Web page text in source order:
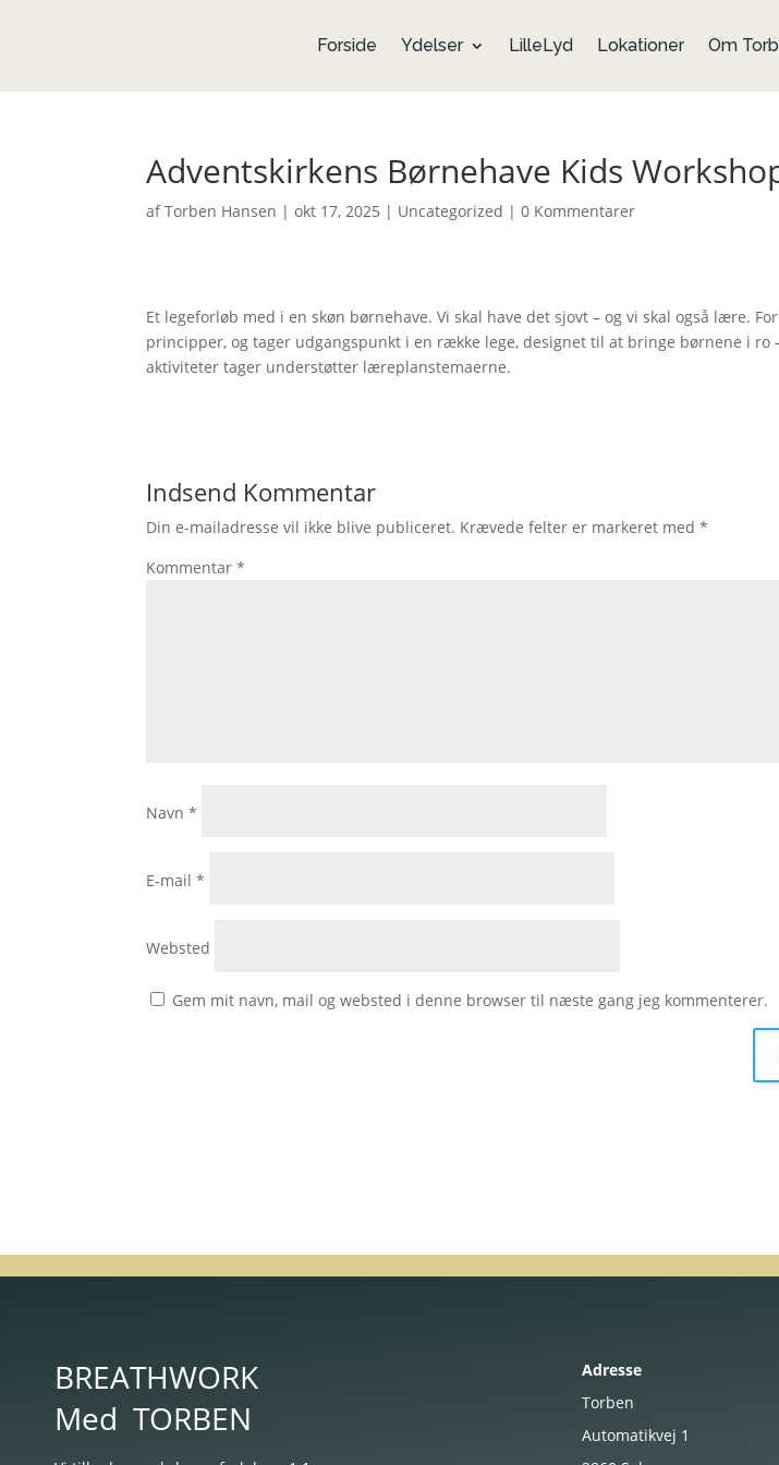
Forside Ydelser LilleLyd Lokationer Om
Adventskirkens Børnehave Kids
afTorben Hansen |okt 17, 2025 | Uncategorized |0 Kommentarer
Et legeforløb med i en skøn børnehave. Vi skal have det sjovt – og vi skal også lære.
principper, og tager udgangspunkt i en række lege, designet til at bringe børnene i ro
aktiviteter tager understøtter læreplanstemaerne.
Indsend Kommentar
Din e-mailadresse vil ikke blive publiceret. Krævede felter er markeret med*
Kommentar*
Navn*
E-mail*
Websted
Gem mit navn, mail og websted i denne browser til næste gang jeg kommenterer.
BREATHWORK
Med TORBEN
Adresse
Torben
Automatikvej 1